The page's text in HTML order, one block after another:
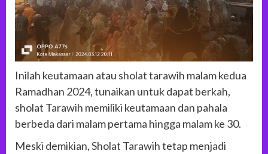
Inilah keutamaan atau sholat tarawih malam kedua
Ramadhan 2024, tunaikan untuk dapat berkah,
sholat Tarawih memiliki keutamaan dan pahala
berbeda dari malam pertama hingga malam ke 30.
Meski demikian, Sholat Tarawih tetap menjadi